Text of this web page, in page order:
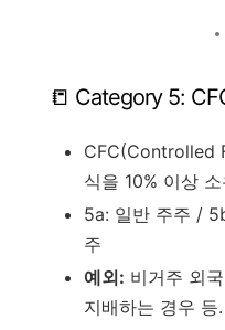
📒 Category 5:
CFC(Controlled
식을 10% 이상
5a: 일반 주주 /
주
예외: 비거주 외
지배하는 경우 등.